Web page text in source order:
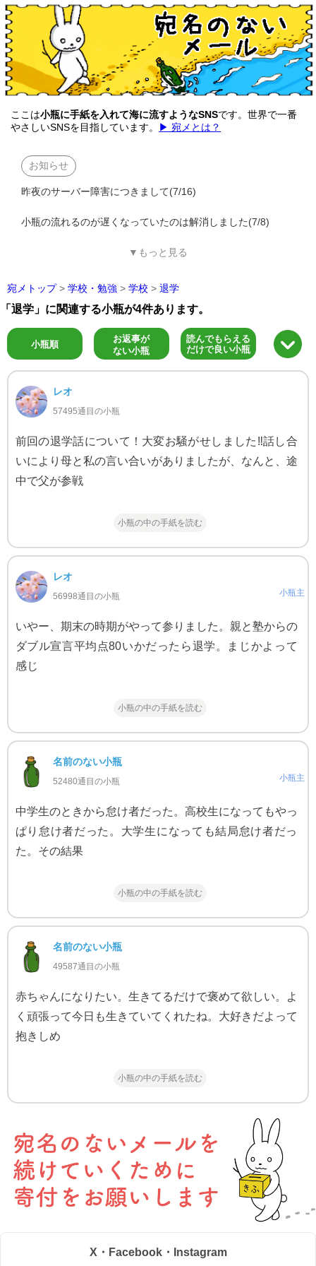
ここは小瓶に手紙を入れて海に流すようなSNSです。世界で一番
やさしいSNSを目指しています。
▶ 宛メとは？
お知らせ
昨夜のサーバー障害につきまして(7/16)
小瓶の流れるのが遅くなっていたのは解消しました(7/8)
▼もっと見る
宛メトップ > 学校・勉強 > 学校 > 退学
「退学」に関連する小瓶が4件あります。
小瓶順
お返事が
ない小瓶
読んでもらえる
だけで良い小瓶
レオ
57495通目の小瓶
前回の退学話について！大変お騒がせしました‼話し合
いにより母と私の言い合いがありましたが、なんと、途
中で父が参戦
小瓶の中の手紙を読む
レオ
56998通目の小瓶 小瓶主
いやー、期末の時期がやって参りました。親と塾からの
ダブル宣言平均点80いかだったら退学。まじかよって
感じ
小瓶の中の手紙を読む
名前のない小瓶
52480通目の小瓶 小瓶主
中学生のときから怠け者だった。高校生になってもやっ
ぱり怠け者だった。大学生になっても結局怠け者だっ
た。その結果
小瓶の中の手紙を読む
名前のない小瓶
49587通目の小瓶
赤ちゃんになりたい。生きてるだけで褒めて欲しい。よ
く頑張って今日も生きていてくれたね。大好きだよって
抱きしめ
小瓶の中の手紙を読む
X・Facebook・Instagram